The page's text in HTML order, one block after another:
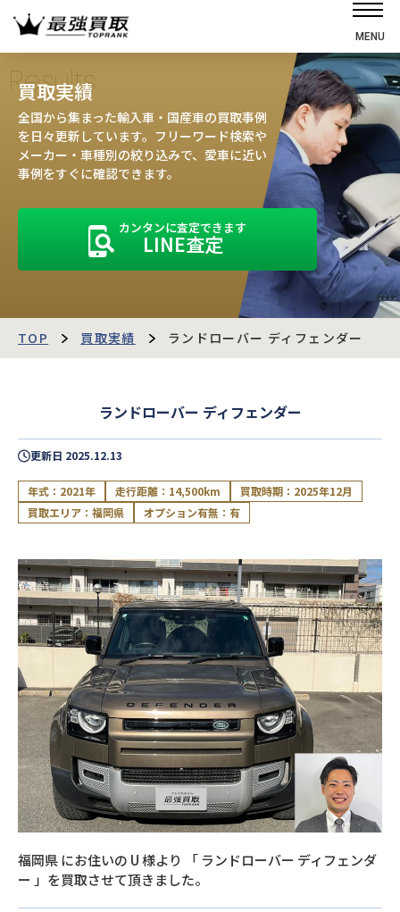
MENU
選ばれる理由
高価買取の仕組み
売却の流れ
お客様の声
運営会社
最強買取マガジン
閉じる
Results
買取実績
全国から集まった輸入車・国産車の買取事例
を日々更新しています。フリーワード検索や
メーカー・車種別の絞り込みで、愛車に近い
事例をすぐに確認できます。
カンタンに査定できます
LINE査定
TOP 買取実績 ランドローバー ディフェンダー
ランドローバー ディフェンダー
更新日 2025.12.13
年式：2021年 走行距離：14,500km
買取時期：2025年12月
買取エリア：福岡県
オプション有無：有
福岡県にお住いの U様より 「 ランドローバー ディフェンダ
ー 」を買取させて頂きました。